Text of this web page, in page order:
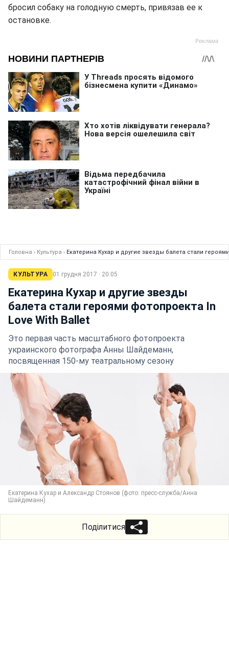
бросил собаку на голодную смерть, привязав ее к
остановке.
Головна › Культура › Екатерина Кухар и другие звезды балета стали
КУЛЬТУРА 01 грудня 2017 · 20:05
Екатерина Кухар и другие звезды
балета стали героями фотопроекта In
Love With Ballet
Это первая часть масштабного фотопроекта
украинского фотографа Анны Шайдеманн,
посвященная 150-му театральному сезону
Екатерина Кухар и Александр Стоянов (фото: пресс-служба/Анна
Шайдеманн)
Поділитися